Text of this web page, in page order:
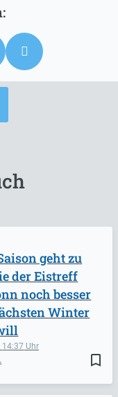
bookmark_border
14:37
geht zu
der Eistreff
noch besser
Winter